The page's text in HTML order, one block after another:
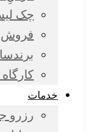
چک
فروش
کارگاه
خدمات
رزرو